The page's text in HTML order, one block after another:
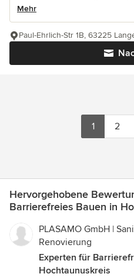
Mehr
Paul-Ehrlich-Str 1B, 63225
1 2
Hervorgehobene
Barrierefreies Bauen in
PLASAMO GmbH |
Renovierung
Experten für
Hochtaunuskreis